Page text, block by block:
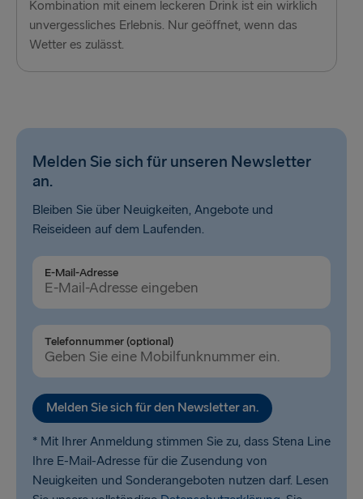
Kombination mit einem leckeren Drink ist ein wirklich
unvergessliches Erlebnis. Nur geöffnet, wenn das
Wetter es zulässt.
Melden Sie sich für unseren Newsletter
an.
Bleiben Sie über Neuigkeiten, Angebote und
Reiseideen auf dem Laufenden.
E-Mail-Adresse
Telefonnummer (optional)
Melden Sie sich für den Newsletter an.
* Mit Ihrer Anmeldung stimmen Sie zu, dass Stena Line
Ihre E-Mail-Adresse für die Zusendung von
Neuigkeiten und Sonderangeboten nutzen darf. Lesen